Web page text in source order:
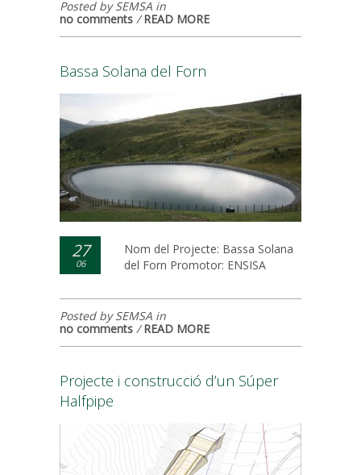
Posted by SEMSA in
no comments /READ MORE
Bassa Solana del Forn
27
06
Nom del Projecte: Bassa Solana
del Forn Promotor: ENSISA
Posted by SEMSA in
no comments /READ MORE
Projecte i construcció d’un Súper
Halfpipe